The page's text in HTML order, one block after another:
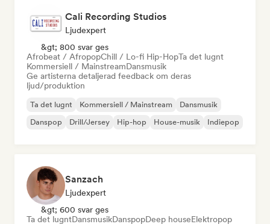
Cali Recording Studios
Ljudexpert
&gt; 800 svar ges
Afrobeat / AfropopChill / Lo-fi Hip-HopTa det lugnt
Kommersiell / MainstreamDansmusik
Ge artisterna detaljerad feedback om deras
ljud/produktion
Ta det lugnt Kommersiell / Mainstream
Dansmusik
Danspop
Drill/Jersey Hip-hop House-musik Indiepop
Sanzach
Ljudexpert
&gt; 600 svar ges
Ta det lugntDansmusikDanspopDeep houseElektropop